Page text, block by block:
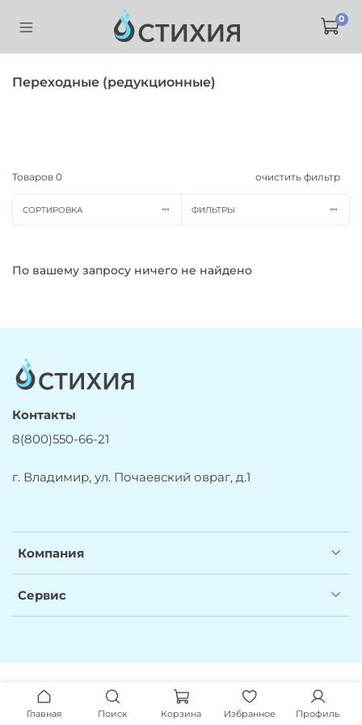
0
Переходные (редукционные)
Товаров 0 очистить фильтр
СОРТИРОВКА ФИЛЬТРЫ
По вашему запросу ничего не найдено
Компания
Сервис
Контакты
8(800)550-66-21
г. Владимир, ул. Почаевский овраг, д.1
Главная Поиск Корзина Избранное Профиль